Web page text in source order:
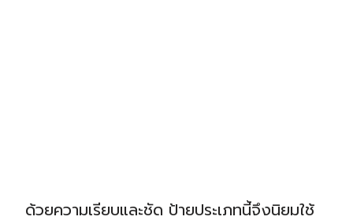
ด้วยความเรียบและชัด ป้ายประเภทนี้จึงนิยมใช้